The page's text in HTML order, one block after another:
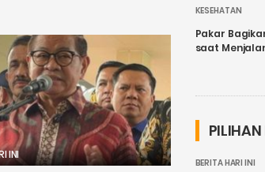
INI
KESEHATAN
Pakar
saat
PILIHAN
BERITA HARI INI